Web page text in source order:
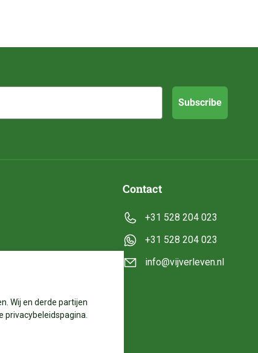
Subscribe
Contact
+31 528 204 023
+31 528 204 023
info@vijverleven.nl
Wij en derde partijen